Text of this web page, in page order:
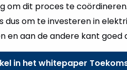
om dit proces te
dus om te investeren in
en aan de andere kant goed
in het whitepaper